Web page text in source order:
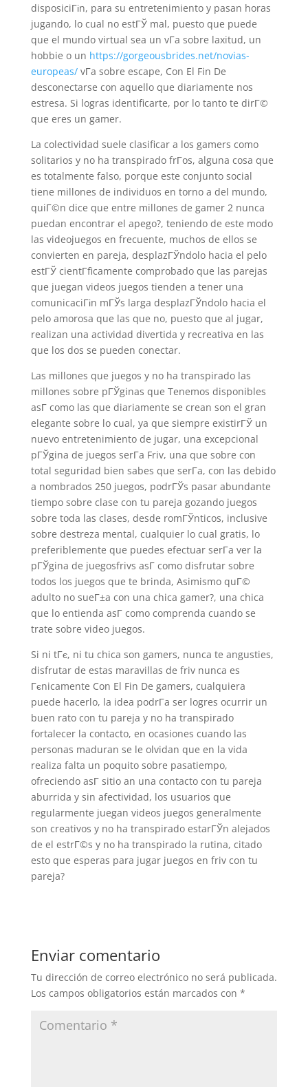
disposiciГіn, para su entretenimiento y pasan horas
jugando, lo cual no estГЎ mal, puesto que puede
que el mundo virtual sea un vГ­a sobre laxitud, un
hobbie o un https://gorgeousbrides.net/novias-
europeas/vГ­a sobre escape, Con El Fin De
desconectarse con aquello que diariamente nos
estresa. Si logras identificarte, por lo tanto te dirГ©
que eres un gamer.
La colectividad suele clasificar a los gamers como
solitarios y no ha transpirado frГ­os, alguna cosa que
es totalmente falso, porque este conjunto social
tiene millones de individuos en torno a del mundo,
quiГ©n dice que entre millones de gamer 2 nunca
puedan encontrar el apego?, teniendo de este modo
las videojuegos en frecuente, muchos de ellos se
convierten en pareja, desplazГЎndolo hacia el pelo
estГЎ cientГ­ficamente comprobado que las parejas
que juegan videos juegos tienden a tener una
comunicaciГіn mГЎs larga desplazГЎndolo hacia el
pelo amorosa que las que no, puesto que al jugar,
realizan una actividad divertida y recreativa en las
que los dos se pueden conectar.
Las millones que juegos y no ha transpirado las
millones sobre pГЎginas que Tenemos disponibles
asГ­ como las que diariamente se crean son el gran
elegante sobre lo cual, ya que siempre existirГЎ un
nuevo entretenimiento de jugar, una excepcional
pГЎgina de juegos serГ­a Friv, una que sobre con
total seguridad bien sabes que serГ­a, con las debido
a nombrados 250 juegos, podrГЎs pasar abundante
tiempo sobre clase con tu pareja gozando juegos
sobre toda las clases, desde romГЎnticos, inclusive
sobre destreza mental, cualquier lo cual gratis, lo
preferiblemente que puedes efectuar serГ­a ver la
pГЎgina de juegosfrivs asГ­ como disfrutar sobre
todos los juegos que te brinda, Asimismo quГ©
adulto no sueГ±a con una chica gamer?, una chica
que lo entienda asГ­ como comprenda cuando se
trate sobre video juegos.
Si ni tГє, ni tu chica son gamers, nunca te angusties,
disfrutar de estas maravillas de friv nunca es
Гєnicamente Con El Fin De gamers, cualquiera
puede hacerlo, la idea podrГ­a ser logres ocurrir un
buen rato con tu pareja y no ha transpirado
fortalecer la contacto, en ocasiones cuando las
personas maduran se le olvidan que en la vida
realiza falta un poquito sobre pasatiempo,
ofreciendo asГ­ sitio an una contacto con tu pareja
aburrida y sin afectividad, los usuarios que
regularmente juegan videos juegos generalmente
son creativos y no ha transpirado estarГЎn alejados
de el estrГ©s y no ha transpirado la rutina, citado
esto que esperas para jugar juegos en friv con tu
pareja?
Enviar comentario
Tu dirección de correo electrónico no será publicada.
Los campos obligatorios están marcados con *